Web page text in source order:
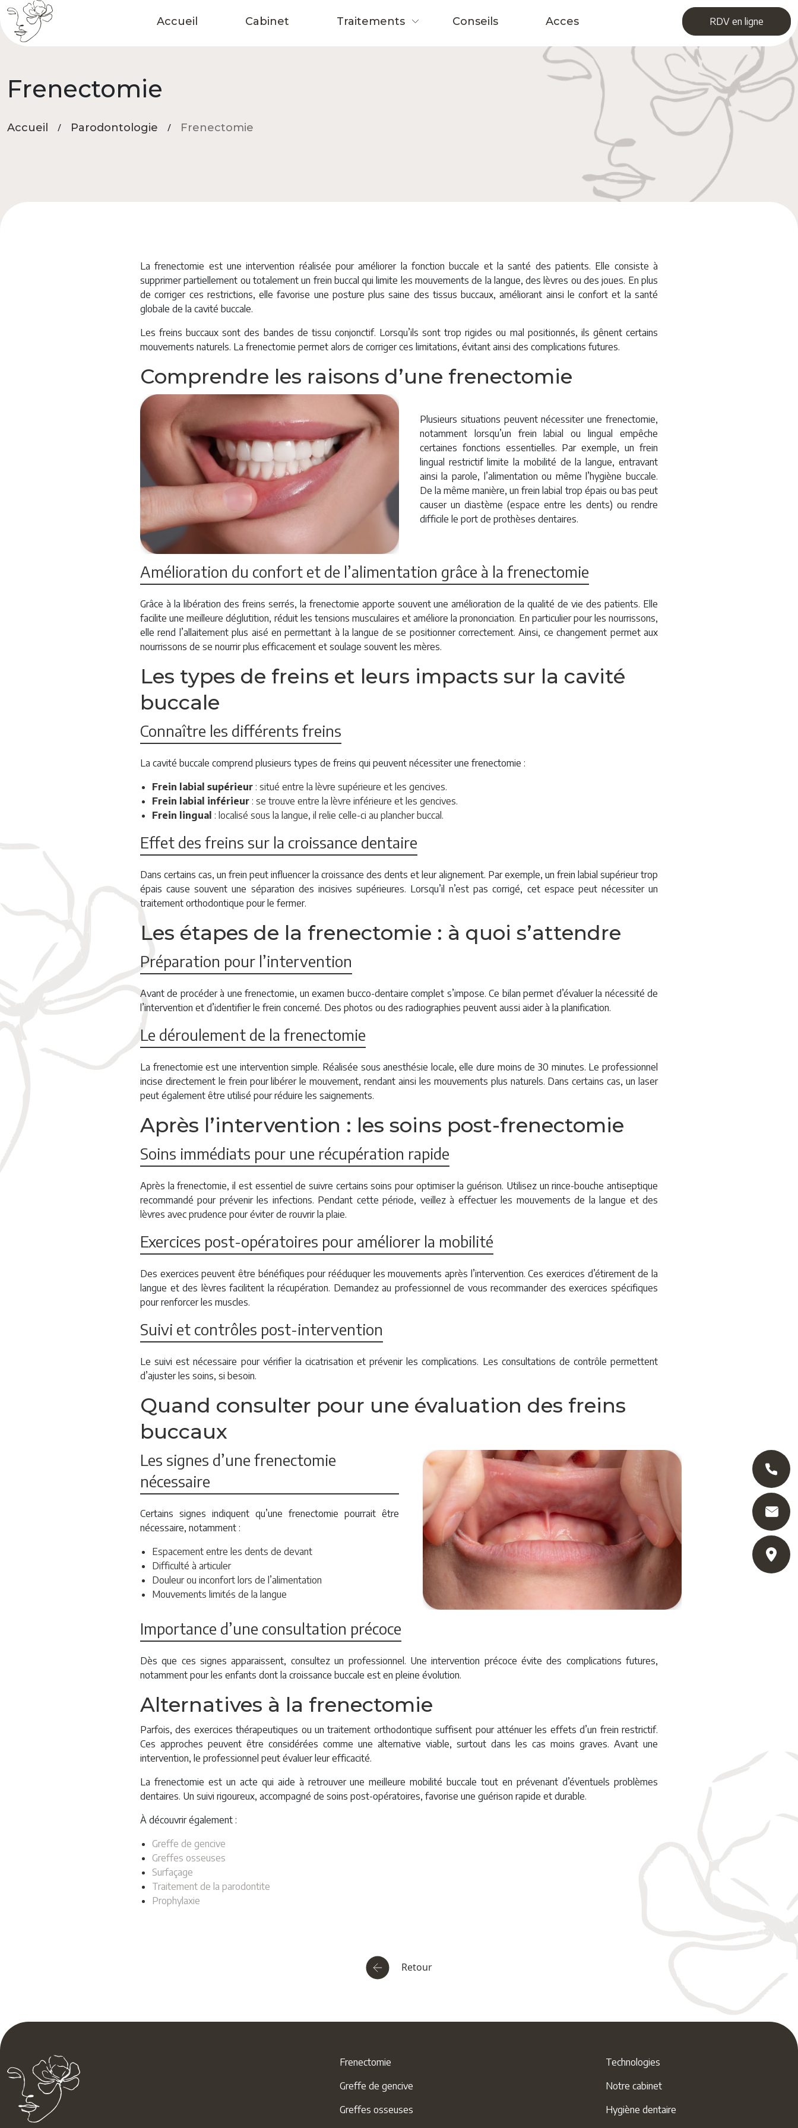
Skip
content
Accueil Cabinet Traitements Conseils Acces RDV en ligne
Frenectomie
Accueil / Parodontologie / Frenectomie
La frenectomie est une intervention réalisée pour améliorer la fonction buccale et la santé des patients. Elle consiste à
supprimer partiellement ou totalement un frein buccal qui limite les mouvements de la langue, des lèvres ou des joues. En plus
de corriger ces restrictions, elle favorise une posture plus saine des tissus buccaux, améliorant ainsi le confort et la santé
globale de la cavité buccale.
Les freins buccaux sont des bandes de tissu conjonctif. Lorsqu’ils sont trop rigides ou mal positionnés, ils gênent certains
mouvements naturels. La frenectomie permet alors de corriger ces limitations, évitant ainsi des complications futures.
Comprendre les raisons d’une frenectomie
Plusieurs situations peuvent nécessiter une frenectomie,
notamment lorsqu’un frein labial ou lingual empêche
certaines fonctions essentielles. Par exemple, un frein
lingual restrictif limite la mobilité de la langue, entravant
ainsi la parole, l’alimentation ou même l’hygiène buccale.
De la même manière, un frein labial trop épais ou bas peut
causer un diastème (espace entre les dents) ou rendre
difficile le port de prothèses dentaires.
Amélioration du confort et de l’alimentation grâce à la frenectomie
Grâce à la libération des freins serrés, la frenectomie apporte souvent une amélioration de la qualité de vie des patients. Elle
facilite une meilleure déglutition, réduit les tensions musculaires et améliore la prononciation. En particulier pour les nourrissons,
elle rend l’allaitement plus aisé en permettant à la langue de se positionner correctement. Ainsi, ce changement permet aux
nourrissons de se nourrir plus efficacement et soulage souvent les mères.
Les types de freins et leurs impacts sur la cavité
buccale
Connaître les différents freins
La cavité buccale comprend plusieurs types de freins qui peuvent nécessiter une frenectomie :
Frein labial supérieur : situé entre la lèvre supérieure et les gencives.
Frein labial inférieur : se trouve entre la lèvre inférieure et les gencives.
Frein lingual : localisé sous la langue, il relie celle-ci au plancher buccal.
Effet des freins sur la croissance dentaire
Dans certains cas, un frein peut influencer la croissance des dents et leur alignement. Par exemple, un frein labial supérieur trop
épais cause souvent une séparation des incisives supérieures. Lorsqu’il n’est pas corrigé, cet espace peut nécessiter un
traitement orthodontique pour le fermer.
Les étapes de la frenectomie : à quoi s’attendre
Préparation pour l’intervention
Avant de procéder à une frenectomie, un examen bucco-dentaire complet s’impose. Ce bilan permet d’évaluer la nécessité de
l’intervention et d’identifier le frein concerné. Des photos ou des radiographies peuvent aussi aider à la planification.
Le déroulement de la frenectomie
La frenectomie est une intervention simple. Réalisée sous anesthésie locale, elle dure moins de 30 minutes. Le professionnel
incise directement le frein pour libérer le mouvement, rendant ainsi les mouvements plus naturels. Dans certains cas, un laser
peut également être utilisé pour réduire les saignements.
Après l’intervention : les soins post-frenectomie
Soins immédiats pour une récupération rapide
Après la frenectomie, il est essentiel de suivre certains soins pour optimiser la guérison. Utilisez un rince-bouche antiseptique
recommandé pour prévenir les infections. Pendant cette période, veillez à effectuer les mouvements de la langue et des
lèvres avec prudence pour éviter de rouvrir la plaie.
Exercices post-opératoires pour améliorer la mobilité
Des exercices peuvent être bénéfiques pour rééduquer les mouvements après l’intervention. Ces exercices d’étirement de la
langue et des lèvres facilitent la récupération. Demandez au professionnel de vous recommander des exercices spécifiques
pour renforcer les muscles.
Suivi et contrôles post-intervention
Le suivi est nécessaire pour vérifier la cicatrisation et prévenir les complications. Les consultations de contrôle permettent
d’ajuster les soins, si besoin.
Quand consulter pour une évaluation des freins
buccaux
Les signes d’une frenectomie
nécessaire
Certains signes indiquent qu’une frenectomie pourrait être
nécessaire, notamment :
Espacement entre les dents de devant
Difficulté à articuler
Douleur ou inconfort lors de l’alimentation
Mouvements limités de la langue
Importance d’une consultation précoce
Dès que ces signes apparaissent, consultez un professionnel. Une intervention précoce évite des complications futures,
notamment pour les enfants dont la croissance buccale est en pleine évolution.
Alternatives à la frenectomie
Parfois, des exercices thérapeutiques ou un traitement orthodontique suffisent pour atténuer les effets d’un frein restrictif.
Ces approches peuvent être considérées comme une alternative viable, surtout dans les cas moins graves. Avant une
intervention, le professionnel peut évaluer leur efficacité.
La frenectomie est un acte qui aide à retrouver une meilleure mobilité buccale tout en prévenant d’éventuels problèmes
dentaires. Un suivi rigoureux, accompagné de soins post-opératoires, favorise une guérison rapide et durable.
À découvrir également :
Greffe de gencive
Greffes osseuses
Surfaçage
Traitement de la parodontite
Prophylaxie
Retour
Frenectomie
Greffe de gencive
Greffes osseuses
Technologies
Notre cabinet
Hygiène dentaire